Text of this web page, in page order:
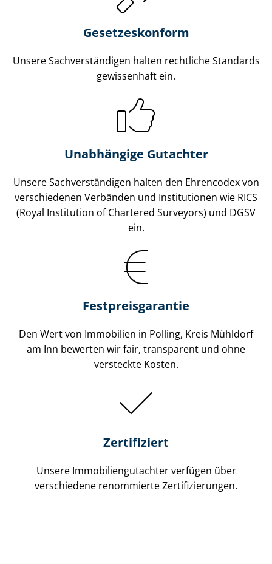
Gesetzes­konform
Unsere Sach­ver­stän­di­gen halten rechtliche Standards
gewissenhaft ein.
Unabhängige Gutachter
Unsere Sach­ver­stän­di­gen halten den Ehrencodex von
verschiedenen Verbänden und Institutionen wie RICS
(Royal Institution of Chartered Surveyors) und DGSV
ein.
Festpreis​garantie
Den Wert von Immobilien in Polling, Kreis Mühldorf
am Inn bewerten wir fair, transparent und ohne
versteckte Kosten.
Zertifiziert
Unsere Immobilien­gutachter verfügen über
verschiedene renommierte Zer­ti­fi­zie­run­gen.